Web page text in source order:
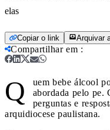
elas
Copiar o link Arquivar
Compartilhar em :
Q
uem bebe álcool
abordada pelo pe.
perguntas e
arquidiocese paulistana.